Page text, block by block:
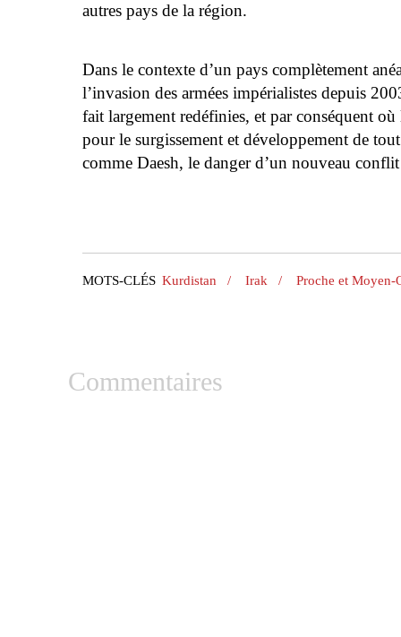
autres pays de la région.
Dans le contexte d’un pays complètement
l’invasion des armées impérialistes depuis
fait largement redéfinies, et par conséquent
pour le surgissement et développement de
comme Daesh, le danger d’un nouveau
MOTS-CLÉS Kurdistan / Irak / Proche et Moyen-
Commentaires